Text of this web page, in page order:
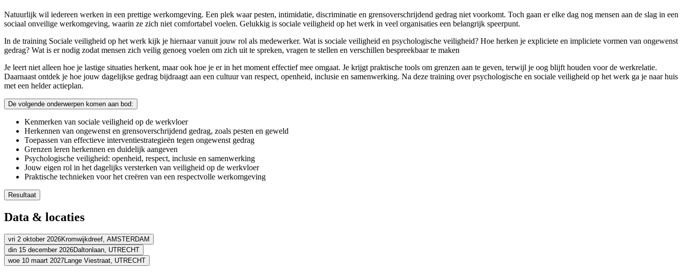
Natuurlijk wil iedereen werken in een prettige werkomgeving. Een plek waar pesten, intimidatie, discriminatie en grensoverschrijdend gedrag niet voorkomt. Toch gaan er elke dag nog mensen aan de slag in een
sociaal onveilige werkomgeving, waarin ze zich niet comfortabel voelen. Gelukkig is sociale veiligheid op het werk in veel organisaties een belangrijk speerpunt.
In de training Sociale veiligheid op het werk kijk je hiernaar vanuit jouw rol als medewerker. Wat is sociale veiligheid en psychologische veiligheid? Hoe herken je expliciete en impliciete vormen van ongewenst
gedrag? Wat is er nodig zodat mensen zich veilig genoeg voelen om zich uit te spreken, vragen te stellen en verschillen bespreekbaar te maken
Je leert niet alleen hoe je lastige situaties herkent, maar ook hoe je er in het moment effectief mee omgaat. Je krijgt praktische tools om grenzen aan te geven, terwijl je oog blijft houden voor de werkrelatie.
Daarnaast ontdek je hoe jouw dagelijkse gedrag bijdraagt aan een cultuur van respect, openheid, inclusie en samenwerking. Na deze training over psychologische en sociale veiligheid op het werk ga je naar huis
met een helder actieplan.
De volgende onderwerpen komen aan bod:
Kenmerken van sociale veiligheid op de werkvloer
Herkennen van ongewenst en grensoverschrijdend gedrag, zoals pesten en geweld
Toepassen van effectieve interventiestrategieën tegen ongewenst gedrag
Grenzen leren herkennen en duidelijk aangeven
Psychologische veiligheid: openheid, respect, inclusie en samenwerking
Jouw eigen rol in het dagelijks versterken van veiligheid op de werkvloer
Praktische technieken voor het creëren van een respectvolle werkomgeving
Resultaat
Je begrijpt wat een sociaal en psychologische veilige werkomgeving inhoudt
Je herkent en reageert effectief op ongewenst gedrag
Je weet wat sociale veiligheid betekent en hoe je dit beïnvloedt
Je kent de belangrijkste principes van psychologische veiligheid
Je weet welke maatregelen en interventiestrategieën er zijn en hoe je ze inzet
Je draagt bij aan een inclusieve en respectvolle bedrijfscultuur
Data & locaties
vri 2 oktober 2026Kromwijkdreef, AMSTERDAM
Adres
din 15 december 2026Daltonlaan, UTRECHT
Adres
woe 10 maart 2027Lange Viestraat, UTRECHT